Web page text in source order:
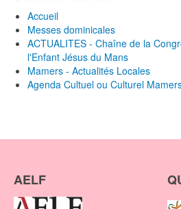
Accueil
Messes dominicales
ACTUALITES - Chaîne de la
l'Enfant Jésus du Mans
Mamers - Actualités Locales
Agenda Cultuel ou Culturel
AELF